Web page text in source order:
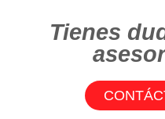
Tienes